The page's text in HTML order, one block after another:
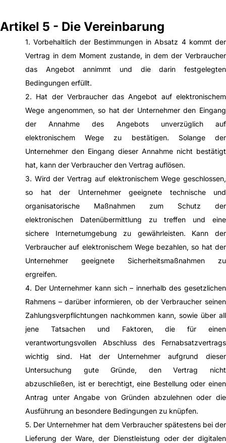
Artikel 5 - Die Vereinbarung
1. Vorbehaltlich der Bestimmungen in Absatz 4 kommt der
Vertrag in dem Moment zustande, in dem der Verbraucher
das Angebot annimmt und die darin festgelegten
Bedingungen erfüllt.
2. Hat der Verbraucher das Angebot auf elektronischem
Wege angenommen, so hat der Unternehmer den Eingang
der Annahme des Angebots unverzüglich auf
elektronischem Wege zu bestätigen. Solange der
Unternehmer den Eingang dieser Annahme nicht bestätigt
hat, kann der Verbraucher den Vertrag auflösen.
3. Wird der Vertrag auf elektronischem Wege geschlossen,
so hat der Unternehmer geeignete technische und
organisatorische Maßnahmen zum Schutz der
elektronischen Datenübermittlung zu treffen und eine
sichere Internetumgebung zu gewährleisten. Kann der
Verbraucher auf elektronischem Wege bezahlen, so hat der
Unternehmer geeignete Sicherheitsmaßnahmen zu
ergreifen.
4. Der Unternehmer kann sich – innerhalb des gesetzlichen
Rahmens – darüber informieren, ob der Verbraucher seinen
Zahlungsverpflichtungen nachkommen kann, sowie über all
jene Tatsachen und Faktoren, die für einen
verantwortungsvollen Abschluss des Fernabsatzvertrags
wichtig sind. Hat der Unternehmer aufgrund dieser
Untersuchung gute Gründe, den Vertrag nicht
abzuschließen, ist er berechtigt, eine Bestellung oder einen
Antrag unter Angabe von Gründen abzulehnen oder die
Ausführung an besondere Bedingungen zu knüpfen.
5. Der Unternehmer hat dem Verbraucher spätestens bei der
Lieferung der Ware, der Dienstleistung oder der digitalen